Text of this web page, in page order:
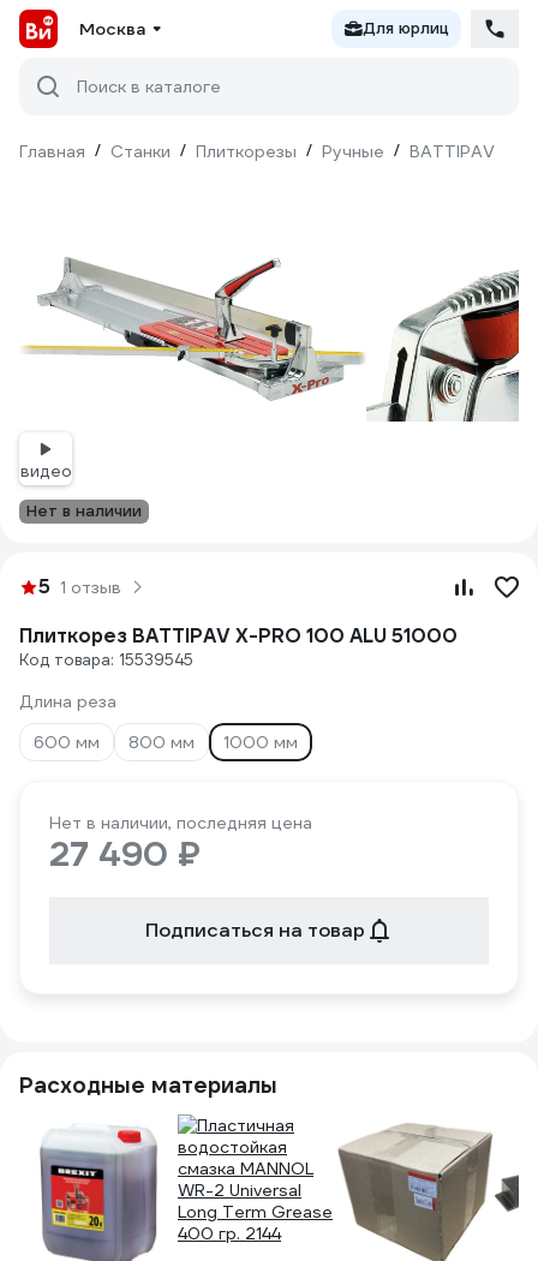
Москва Для юрлиц
Поиск в каталоге
Главная / Станки / Плиткорезы / Ручные / BATTIPAV
видео
Нет в наличии
5 1 отзыв
Плиткорез BATTIPAV X-PRO 100 ALU 51000
Код товара: 15539545
Длина реза
600 мм
800 мм 1000 мм
Нет в наличии, последняя цена
27 490 ₽
Подписаться на товар
Расходные материалы